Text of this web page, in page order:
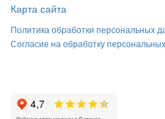
Карта сайта
Политика обработки персональных
Согласие на обработку